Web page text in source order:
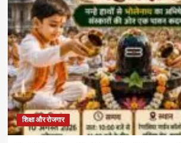
शिक्षा
समिति
ब्रज
प्रदेश
के
बदायूं
संकुल
का
आचार्य
अभ्यास
वर्ग
श्री
शिक्षा और रोजगार